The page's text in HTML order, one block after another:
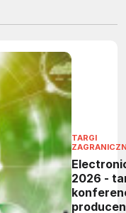
TARGI
2026 -